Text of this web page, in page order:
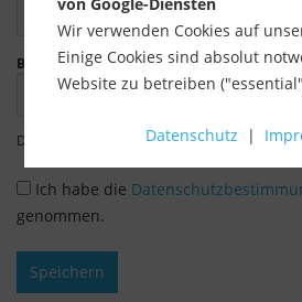
Bitte geben Sie die Zeichenfolge in das
Die mit einem * markierten Felder sind
Ich habe die
genommen.
Speichern
Wir verwenden Cookies auf
Einige Cookies sind absolut
Website zu betreiben
Verwendung zustimmen (z. B.
Über die Auswahl bestimmter
Akkordeon-Elementen können
akzeptieren" oder "individuelle
Einstellungen speichern"
Datenschutz |